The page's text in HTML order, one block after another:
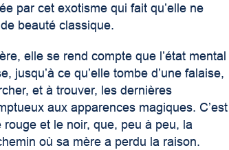
par cet exotisme qui fait qu’elle ne
beauté classique.
elle se rend compte que l’état mental
jusqu’à ce qu’elle tombe d’une falaise,
et à trouver, les dernières
aux apparences magiques. C’est
et le noir, que, peu à peu, la
où sa mère a perdu la raison.